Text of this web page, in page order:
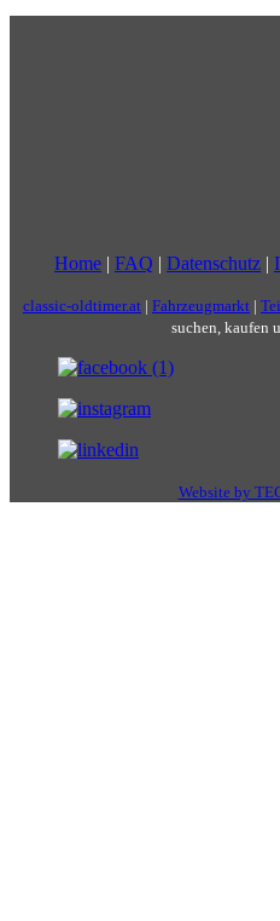
Home | FAQ | Datenschutz |
classic-oldtimer.at | Fahrzeugmarkt |
suchen, kaufen
Website by